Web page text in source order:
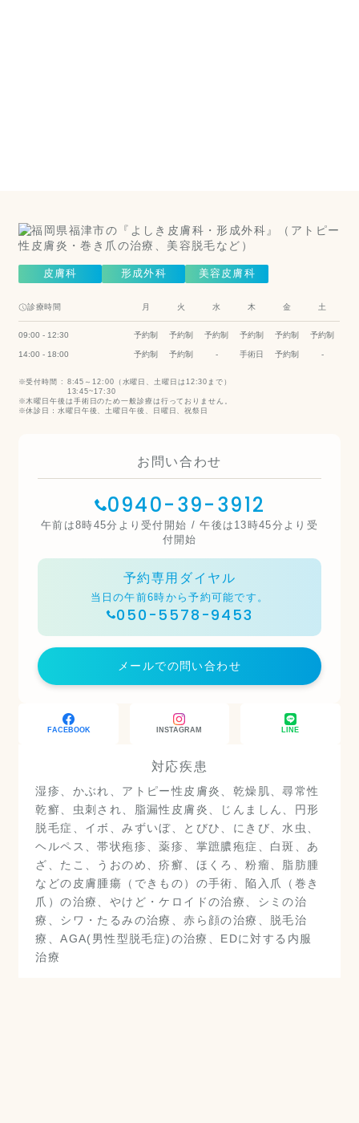
皮膚科 形成外科 美容皮膚科
診療時間 月 火 水 木 金 土
09:00 - 12:30 予約制 予約制 予約制 予約制 予約制 予約制
14:00 - 18:00 予約制 予約制 - 手術日 予約制 -
受付時間 : 8:45～12:00（水曜日、土曜日は12:30まで）
13:45~17:30
木曜日午後は手術日のため一般診療は行っておりません。
休診日：水曜日午後、土曜日午後、日曜日、祝祭日
お問い合わせ
0940-39-3912
午前は8時45分より受付開始 / 午後は13時45分より受
付開始
予約専用ダイヤル
当日の午前6時から予約可能です。
050-5578-9453
メールでの問い合わせ
FACEBOOK INSTAGRAM LINE
対応疾患
湿疹、かぶれ、アトピー性皮膚炎、乾燥肌、尋常性
乾癬、虫刺され、脂漏性皮膚炎、じんましん、円形
脱毛症、イボ、みずいぼ、とびひ、にきび、水虫、
ヘルペス、帯状疱疹、薬疹、掌蹠膿疱症、白斑、あ
ざ、たこ、うおのめ、疥癬、ほくろ、粉瘤、脂肪腫
などの皮膚腫瘍（できもの）の手術、陥入爪（巻き
爪）の治療、やけど・ケロイドの治療、シミの治
療、シワ・たるみの治療、赤ら顔の治療、脱毛治
療、AGA(男性型脱毛症)の治療、EDに対する内服
治療